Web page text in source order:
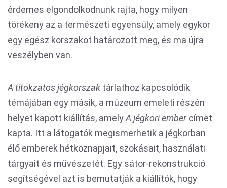
érdemes elgondolkodnunk rajta, hogy milyen
törékeny az a természeti egyensúly, amely egykor
egy egész korszakot határozott meg, és ma újra
veszélyben van.
A titokzatos jégkorszak tárlathoz kapcsolódik
témájában egy másik, a múzeum emeleti részén
helyet kapott kiállítás, amelyA jégkori embercímet
kapta. Itt a látogatók megismerhetik a jégkorban
élő emberek hétköznapjait, szokásait, használati
tárgyait és művészetét. Egy sátor-rekonstrukció
segítségével azt is bemutatják a kiállítók, hogy